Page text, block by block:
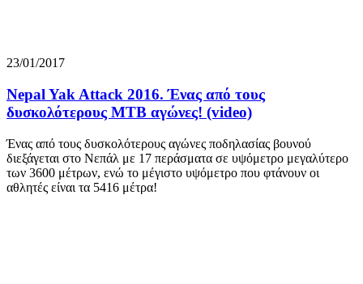
23/01/2017
Nepal Yak Attack 2016. Ένας από τους
δυσκολότερους ΜΤΒ αγώνες! (video)
Ένας από τους δυσκολότερους αγώνες ποδηλασίας βουνού
διεξάγεται στο Νεπάλ με 17 περάσματα σε υψόμετρο μεγαλύτερο
των 3600 μέτρων, ενώ το μέγιστο υψόμετρο που φτάνουν οι
αθλητές είναι τα 5416 μέτρα!